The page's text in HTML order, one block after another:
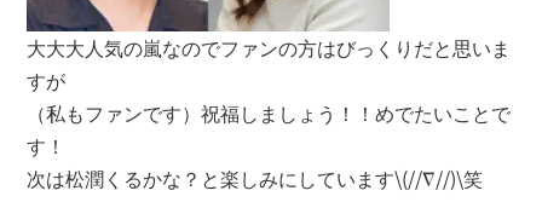
大大大人気の嵐なのでファンの方はびっくりだと思いま
すが
（私もファンです）祝福しましょう！！めでたいことで
す！
次は松潤くるかな？と楽しみにしています\(//∇//)\笑